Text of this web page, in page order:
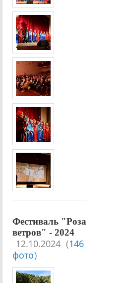
Фестиваль "Роза
ветров" - 2024
12.10.2024 (146
фото)